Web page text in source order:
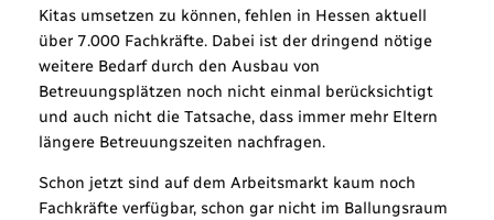
Kitas umsetzen zu können, fehlen in Hessen aktuell
über 7.000 Fachkräfte. Dabei ist der dringend nötige
weitere Bedarf durch den Ausbau von
Betreuungsplätzen noch nicht einmal berücksichtigt
und auch nicht die Tatsache, dass immer mehr Eltern
längere Betreuungszeiten nachfragen.
Schon jetzt sind auf dem Arbeitsmarkt kaum noch
Fachkräfte verfügbar, schon gar nicht im Ballungsraum